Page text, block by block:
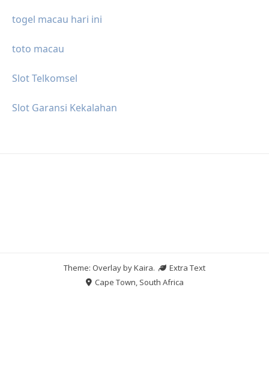
togel macau hari ini
toto macau
Slot Telkomsel
Slot Garansi Kekalahan
Theme: Overlay byKaira.
Extra Text
Cape Town, South Africa